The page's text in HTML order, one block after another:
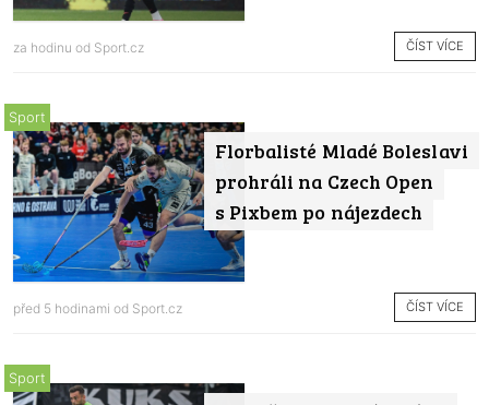
za hodinu od Sport.cz ČÍST VÍCE
Florbalisté Mladé Boleslavi
prohráli na Czech Open
s Pixbem po nájezdech
Sport
před 5 hodinami od Sport.cz ČÍST VÍCE
Sport